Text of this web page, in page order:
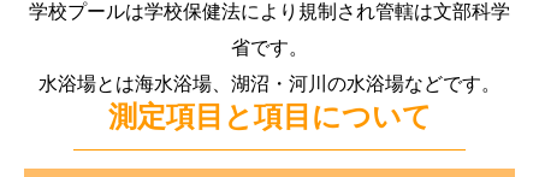
学校プールは学校保健法により規制され管轄は文部科学
省です。
水浴場とは海水浴場、湖沼・河川の水浴場などです。
測定項目と項目について